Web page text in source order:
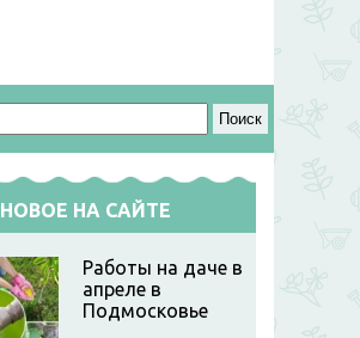
НОВОЕ НА САЙТЕ
Работы на даче в
апреле в
Подмосковье